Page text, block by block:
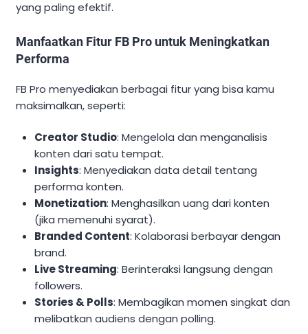
yang paling efektif.
Manfaatkan Fitur FB Pro untuk Meningkatkan
Performa
FB Pro menyediakan berbagai fitur yang bisa kamu
maksimalkan, seperti:
Creator Studio: Mengelola dan menganalisis
konten dari satu tempat.
Insights: Menyediakan data detail tentang
performa konten.
Monetization: Menghasilkan uang dari konten
(jika memenuhi syarat).
Branded Content: Kolaborasi berbayar dengan
brand.
Live Streaming: Berinteraksi langsung dengan
followers.
Stories & Polls: Membagikan momen singkat dan
melibatkan audiens dengan polling.